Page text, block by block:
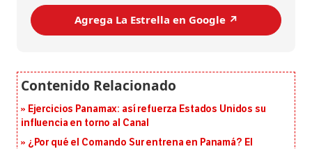
Agrega La Estrella en Google ↗️
Ejercicios Panamax: así refuerza Estados Unidos su
influencia en torno al Canal
¿Por qué el Comando Sur entrena en Panamá? El